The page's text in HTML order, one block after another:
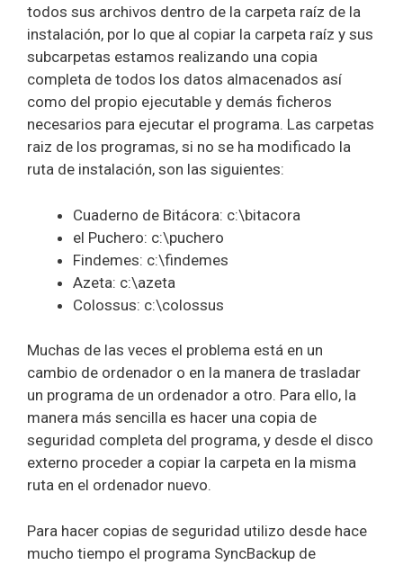
todos sus archivos dentro de la carpeta raíz de la
instalación, por lo que al copiar la carpeta raíz y sus
subcarpetas estamos realizando una copia
completa de todos los datos almacenados así
como del propio ejecutable y demás ficheros
necesarios para ejecutar el programa. Las carpetas
raiz de los programas, si no se ha modificado la
ruta de instalación, son las siguientes:
Cuaderno de Bitácora: c:\bitacora
el Puchero: c:\puchero
Findemes: c:\findemes
Azeta: c:\azeta
Colossus: c:\colossus
Muchas de las veces el problema está en un
cambio de ordenador o en la manera de trasladar
un programa de un ordenador a otro. Para ello, la
manera más sencilla es hacer una copia de
seguridad completa del programa, y desde el disco
externo proceder a copiar la carpeta en la misma
ruta en el ordenador nuevo.
Para hacer copias de seguridad utilizo desde hace
mucho tiempo el programa SyncBackup de